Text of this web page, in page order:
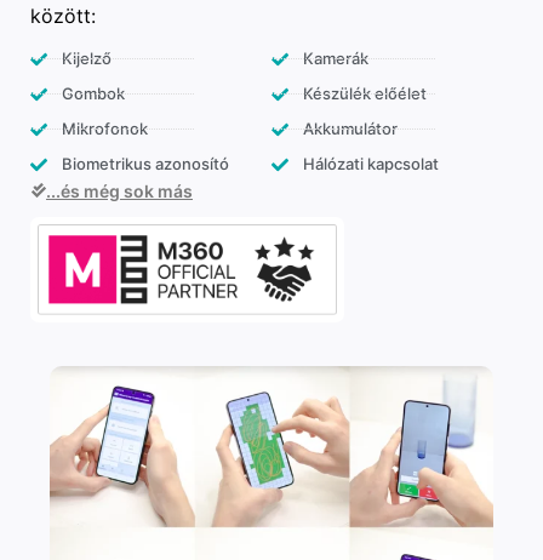
között:
Kijelző
Gombok
Mikrofonok
Biometrikus azonosító
Kamerák
Készülék előélet
Akkumulátor
Hálózati kapcsolat
...és még sok más